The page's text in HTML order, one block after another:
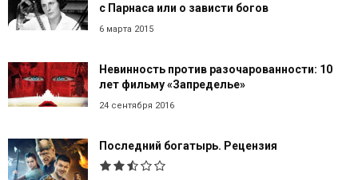
с Парнаса или о зависти богов
6 марта 2015
Невинность против разочарованности: 10
лет фильму «Запределье»
24 сентября 2016
Последний богатырь. Рецензия